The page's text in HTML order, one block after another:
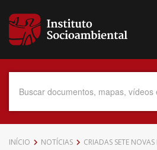
para
conteúdo
Data do Documento
INÍCIO NOTÍCIAS CRIADAS SETE